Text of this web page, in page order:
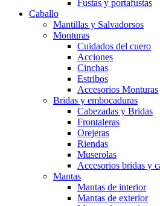
Fustas y portafustas
Caballo
Mantillas y Salvadorsos
Monturas
Cuidados del cuero
Acciones
Cinchas
Estribos
Accesorios Monturas
Bridas y embocaduras
Cabezadas y Bridas
Frontaleras
Orejeras
Riendas
Muserolas
Accesorios bridas y
Mantas
Mantas de interior
Mantas de exterior